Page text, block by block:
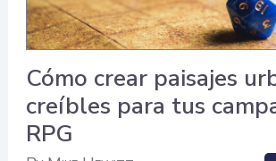
Cómo crear paisajes
creíbles para tus
RPG